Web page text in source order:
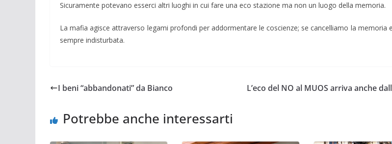
Sicuramente potevano esserci altri luoghi in cui fare una eco stazione ma non un luogo della memoria.
La mafia agisce attraverso legami profondi per addormentare le coscienze; se cancelliamo la memoria
sempre indisturbata.
I beni “abbandonati” da Bianco L’eco del NO al MUOS arriva anche
Potrebbe anche interessarti